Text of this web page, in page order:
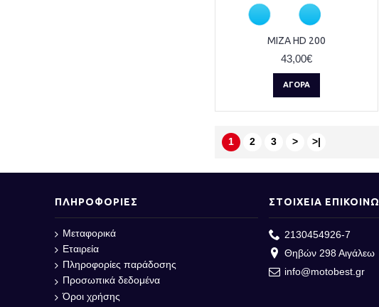
ΜΙΖΑ HD 200
43,00€
ΑΓΟΡΆ
1 2 3 > >|
ΠΛΗΡΟΦΟΡΙΕΣ
Μεταφορικά
Εταιρεία
Πληροφορίες παράδοσης
Προσωπικά δεδομένα
Όροι χρήσης
ΣΤΟΙΧΕΙΑ
2130454926-7
Θηβών 298 Αιγάλεω
info@motobest.gr